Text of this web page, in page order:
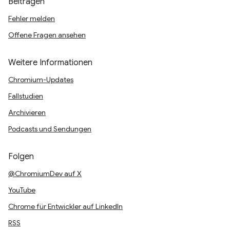
Fehler melden
Offene Fragen ansehen
Weitere Informationen
Chromium-Updates
Fallstudien
Archivieren
Podcasts und Sendungen
Folgen
@ChromiumDev auf X
YouTube
Chrome für Entwickler auf LinkedIn
RSS